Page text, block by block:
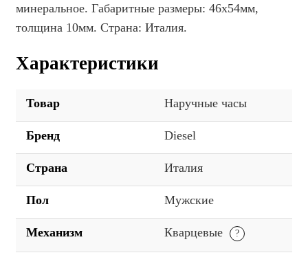
минеральное. Габаритные размеры: 46х54мм,
толщина 10мм. Страна: Италия.
Характеристики
Товар Наручные часы
Бренд Diesel
Страна Италия
Пол Мужские
Механизм Кварцевые